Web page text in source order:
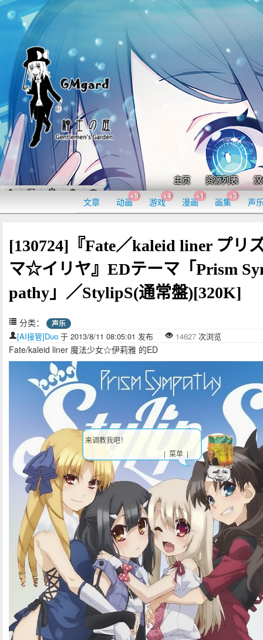
主页 资源列表
文章 动画
+9
游戏
+4
漫画
+1
画集
+3
声
[130724]『Fate／kaleid liner プリ
マ☆イリヤ』EDテーマ「Prism
pathy」／StylipS(通常盤)[320K]
分类： 声乐
[AI接管]Duo 于 2013/8/11 08:05:01 发布 14627 次浏览
Fate/kaleid liner 魔法少女☆伊莉雅 的ED
来调教我吧！
| 菜单 |